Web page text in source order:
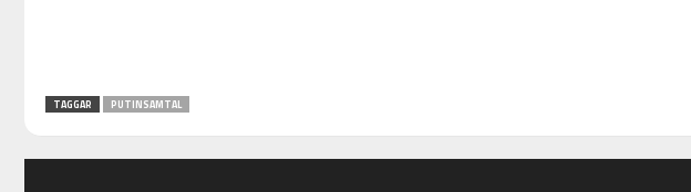
TAGGAR PUTINSAMTAL